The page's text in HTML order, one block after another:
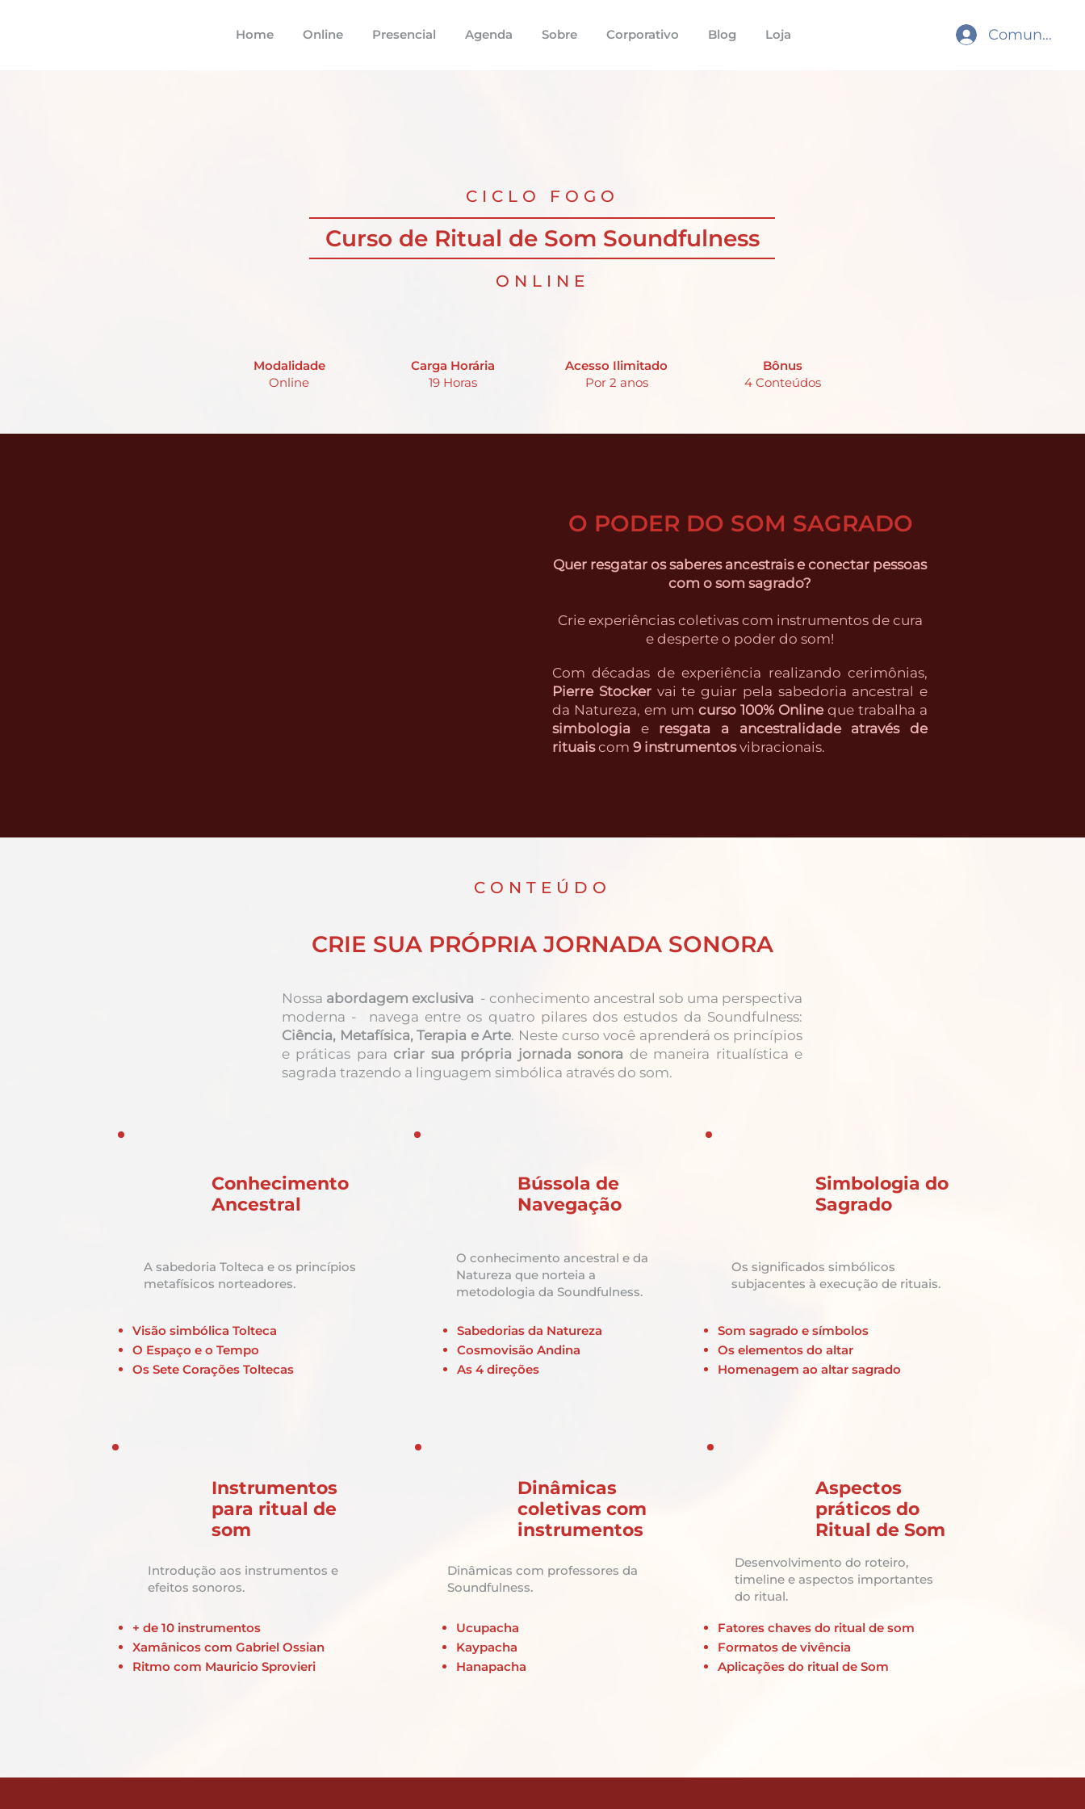
Home Online Presencial Agenda Sobre Corporativo Blog Loja Comunidade
CICLO FOGO
Curso de Ritual de Som Soundfulness
ONLINE
Modalidade
Online
Carga Horária
19 Horas
Acesso Ilimitado
Por 2 anos
Bônus
4 Conteúdos
O PODER DO SOM SAGRADO
Quer resgatar os saberes ancestrais e conectar pessoas
com o som sagrado?
Crie experiências coletivas com instrumentos de cura
e desperte o poder do som!
Com décadas de experiência realizando cerimônias,
Pierre Stockervai te guiar pela sabedoria ancestral e
da Natureza, em um curso 100% Onlineque trabalha a
simbologia e resgata a ancestralidade através de
rituaiscom 9 instrumentosvibracionais.
CONTEÚDO
CRIE SUA PRÓPRIA JORNADA SONORA
Nossa abordagem exclusiva - conhecimento ancestral sob uma perspectiva
moderna - navega entre os quatro pilares dos estudos da Soundfulness:
Ciência, Metafísica, Terapia e Arte. Neste curso você aprenderá os princípios
e práticas para criar sua própria jornada sonora de maneira ritualística e
sagrada trazendo a linguagem simbólica através do som.
Conhecimento
Ancestral
A sabedoria Tolteca e os princípios
metafísicos norteadores.
Visão simbólica Tolteca
O Espaço e o Tempo
Os Sete Corações Toltecas
Bússola de
Navegação
O conhecimento ancestral e da
Natureza que norteia a
metodologia da Soundfulness.
Sabedorias da Natureza
Cosmovisão Andina
As 4 direções
Simbologia do
Sagrado
Os significados simbólicos
subjacentes à execução de rituais.
Som sagrado e símbolos
Os elementos do altar
Homenagem ao altar sagrado
Instrumentos
para ritual de
som
Introdução aos instrumentos e
efeitos sonoros.
+ de 10 instrumentos
Xamânicos com Gabriel Ossian
Ritmo com Mauricio Sprovieri
Dinâmicas
coletivas com
instrumentos
Dinâmicas com professores da
Soundfulness.
Ucupacha
Kaypacha
Hanapacha
Aspectos
práticos do
Ritual de Som
Desenvolvimento do roteiro,
timeline e aspectos importantes
do ritual.
Fatores chaves do ritual de som
Formatos de vivência
Aplicações do ritual de Som